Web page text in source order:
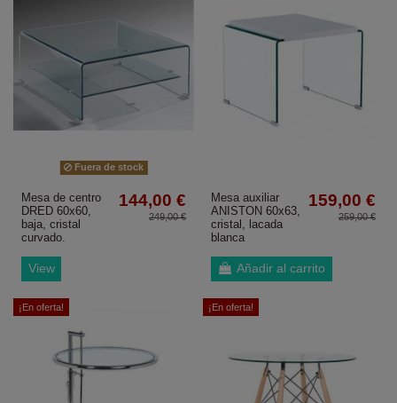
Fuera de stock
Mesa de centro
DRED 60x60,
baja, cristal
curvado.
144,00 €
249,00 €
View
Mesa auxiliar
ANISTON 60x63,
cristal, lacada
blanca
159,00 €
259,00 €
Añadir al carrito
¡En oferta! ¡En oferta!